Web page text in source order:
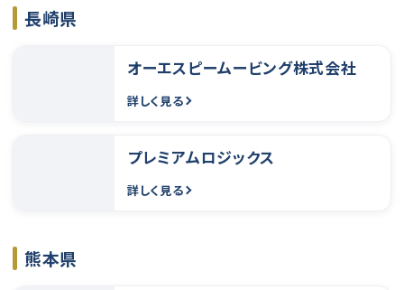
長崎県
オーエスピームービング株式会社
詳しく見る
プレミアムロジックス
詳しく見る
熊本県